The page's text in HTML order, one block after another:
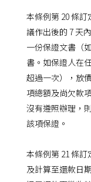
本條例第 20 條
議作出後的 7 天
一份保證文書（
書。如保證人在
超過一次），放
項總額及尚欠款
沒有遵照辦理，
該項保證。
本條例第 21 條
及計算至還款日